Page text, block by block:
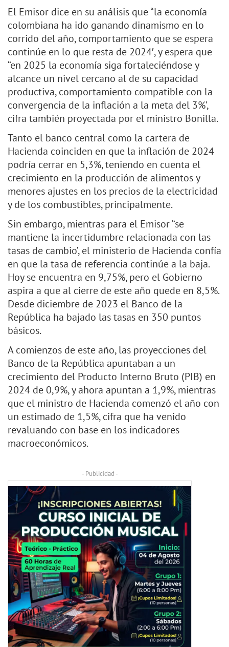
El Emisor dice en su análisis que “la economía
colombiana ha ido ganando dinamismo en lo
corrido del año, comportamiento que se espera
continúe en lo que resta de 2024′, y espera que
“en 2025 la economía siga fortaleciéndose y
alcance un nivel cercano al de su capacidad
productiva, comportamiento compatible con la
convergencia de la inflación a la meta del 3%’,
cifra también proyectada por el ministro Bonilla.
Tanto el banco central como la cartera de
Hacienda coinciden en que la inflación de 2024
podría cerrar en 5,3%, teniendo en cuenta el
crecimiento en la producción de alimentos y
menores ajustes en los precios de la electricidad
y de los combustibles, principalmente.
Sin embargo, mientras para el Emisor “se
mantiene la incertidumbre relacionada con las
tasas de cambio’, el ministerio de Hacienda confía
en que la tasa de referencia continúe a la baja.
Hoy se encuentra en 9,75%, pero el Gobierno
aspira a que al cierre de este año quede en 8,5%.
Desde diciembre de 2023 el Banco de la
República ha bajado las tasas en 350 puntos
básicos.
A comienzos de este año, las proyecciones del
Banco de la República apuntaban a un
crecimiento del Producto Interno Bruto (PIB) en
2024 de 0,9%, y ahora apuntan a 1,9%, mientras
que el ministro de Hacienda comenzó el año con
un estimado de 1,5%, cifra que ha venido
revaluando con base en los indicadores
macroeconómicos.
- Publicidad -